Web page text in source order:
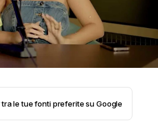
le tue fonti preferite su Google